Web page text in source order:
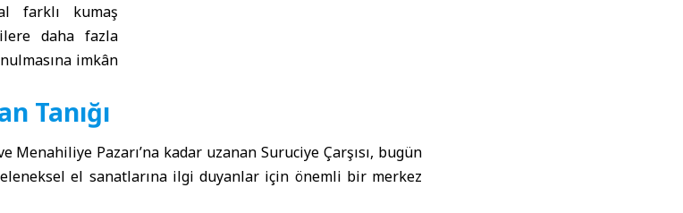
farklı kumaş
daha fazla
imkân
Tanığı
Menahiliye Pazarı’na kadar uzanan Suruciye Çarşısı, bugün
el sanatlarına ilgi duyanlar için önemli bir merkez